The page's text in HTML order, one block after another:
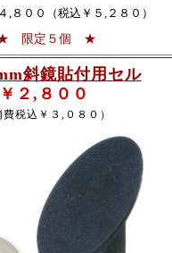
,８００（税込￥５,２８０）
限定５個 ★
斜鏡貼付用セル
￥２,８００
費税込￥３,０８０）